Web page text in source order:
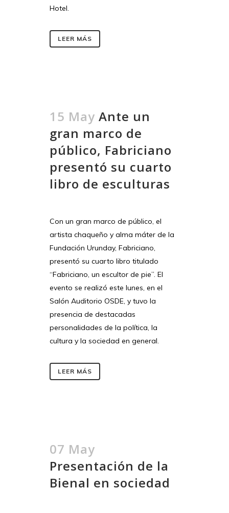
Hotel.
LEER MÁS
15 May Ante un
gran marco de
público, Fabriciano
presentó su cuarto
libro de esculturas
Con un gran marco de público, el
artista chaqueño y alma máter de la
Fundación Urunday, Fabriciano,
presentó su cuarto libro titulado
“Fabriciano, un escultor de pie”. El
evento se realizó este lunes, en el
Salón Auditorio OSDE, y tuvo la
presencia de destacadas
personalidades de la política, la
cultura y la sociedad en general.
LEER MÁS
07 May
Presentación de la
Bienal en sociedad